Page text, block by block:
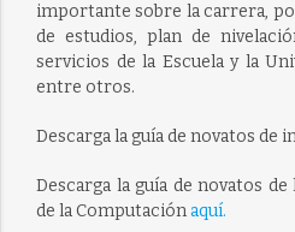
importante sobre la carrera,
de estudios, plan de
servicios de la Escuela y la
entre otros.
Descarga la guía de novatos de
Descarga la guía de novatos
de la Computaciónaquí.